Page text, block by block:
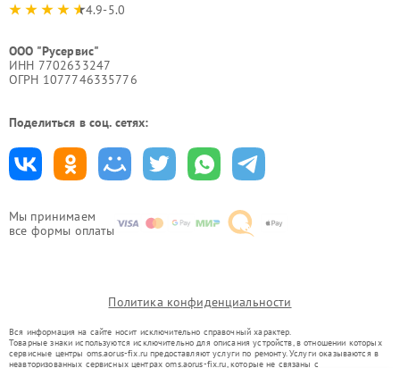
Мы принимаем
все формы оплаты
4.9-5.0
ООО "Русервис"
ИНН 7702633247
ОГРН 1077746335776
Поделиться в соц. сетях:
Политика конфиденциальности
Вся информация на сайте носит исключительно справочный характер.
Товарные знаки используются исключительно для описания устройств, в отношении которых
сервисные центры oms.aorus-fix.ru предоставляют услуги по ремонту. Услуги оказываются в
неавторизованных сервисных центрах oms.aorus-fix.ru, которые не связаны с